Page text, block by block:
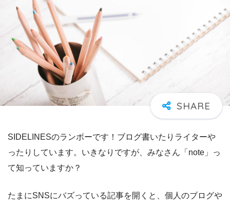
SIDELINESのランボーです！ブログ書いたりライターや
ったりしています。いきなりですが、みなさん「note」っ
て知っていますか？
たまにSNSにバズっている記事を開くと、個人のブログや